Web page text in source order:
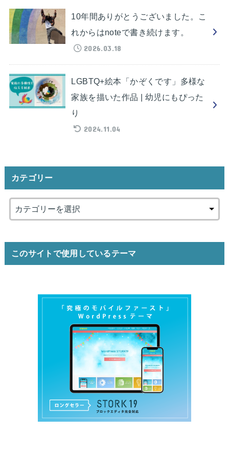
10年間ありがとうございました。こ
れからはnoteで書き続けます。
2026.03.18
LGBTQ+絵本「かぞくです」多様な
家族を描いた作品 | 幼児にもぴった
り
2024.11.04
カテゴリー
このサイトで使用しているテーマ